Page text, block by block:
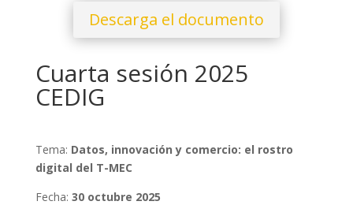
Descarga el documento
Cuarta sesión 2025
CEDIG
Tema: Datos, innovación y comercio: el rostro
digital del T-MEC
Fecha: 30 octubre 2025